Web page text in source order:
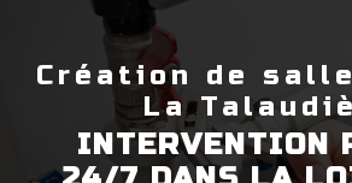
création de salle de bain
La
INTERVENTION RAPIDE